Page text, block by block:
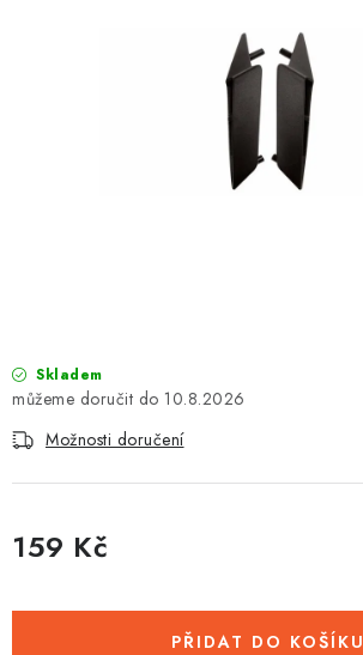
Podmínky ochrany osobních údajů
Skladem
10.8.2026
Možnosti doručení
159 Kč
PŘIDAT DO KOŠÍKU